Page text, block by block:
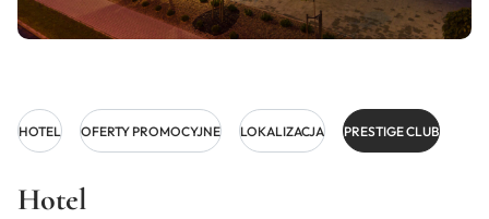
HOTEL OFERTY PROMOCYJNE LOKALIZACJA PRESTIGE CLUB
Hotel